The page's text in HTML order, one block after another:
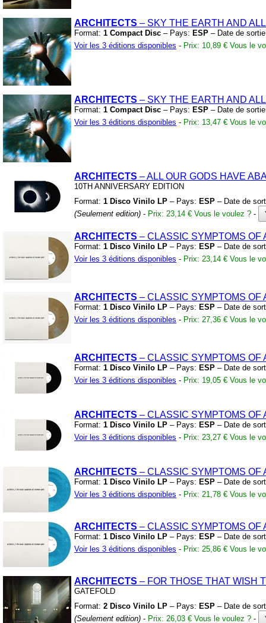
ARCHITECTS – SKY THE EARTH AND
Format: 1 Compact Disc – Pays: ESP – Date de
Voir les 3 éditions disponibles - Prix: 10,89 € Vous le
ARCHITECTS – SKY THE EARTH AND
Format: 1 Compact Disc – Pays: ESP – Date de
Voir les 3 éditions disponibles - Prix: 13,47 € Vous le
ARCHITECTS – ALL OUR GODS HAVE
10TH ANNIVERSARY EDITION
Format: 1 Disco Vinilo LP – Pays: ESP – Date de
(Seulement edition) - Prix: 23,14 € Vous le voulez ? -
ARCHITECTS – CLASSIC SYMPTOMS OF
Format: 1 Disco Vinilo LP – Pays: ESP – Date de
Voir les 3 éditions disponibles - Prix: 23,14 € Vous le
ARCHITECTS – CLASSIC SYMPTOMS OF
Format: 1 Disco Vinilo LP – Pays: ESP – Date de
Voir les 3 éditions disponibles - Prix: 27,36 € Vous le
ARCHITECTS – CLASSIC SYMPTOMS OF
Format: 1 Disco Vinilo LP – Pays: ESP – Date de
Voir les 3 éditions disponibles - Prix: 19,05 € Vous le
ARCHITECTS – CLASSIC SYMPTOMS OF
Format: 1 Disco Vinilo LP – Pays: ESP – Date de
Voir les 3 éditions disponibles - Prix: 23,27 € Vous le
ARCHITECTS – CLASSIC SYMPTOMS OF
Format: 1 Disco Vinilo LP – Pays: ESP – Date de
Voir les 3 éditions disponibles - Prix: 21,78 € Vous le
ARCHITECTS – CLASSIC SYMPTOMS OF
Format: 1 Disco Vinilo LP – Pays: ESP – Date de
Voir les 3 éditions disponibles - Prix: 25,86 € Vous le
ARCHITECTS – FOR THOSE THAT WISH
GATEFOLD
Format: 2 Disco Vinilo LP – Pays: ESP – Date de
(Seulement edition) - Prix: 26,03 € Vous le voulez ? -